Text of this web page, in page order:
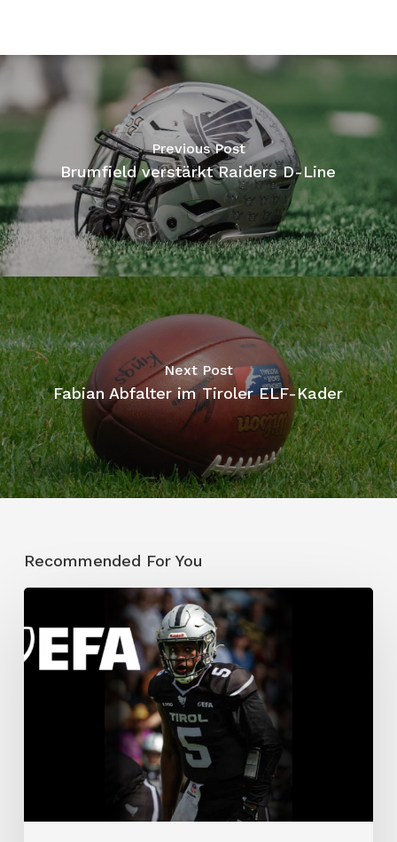
Previous Post
Brumfield verstärkt Raiders D-Line
Next Post
Fabian Abfalter im Tiroler ELF-Kader
Recommended For You
Allen
räumt